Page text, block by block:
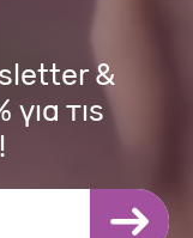
&
για τις